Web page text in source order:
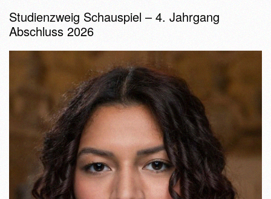
Studienzweig Schauspiel – 4. Jahrgang
Abschluss 2026